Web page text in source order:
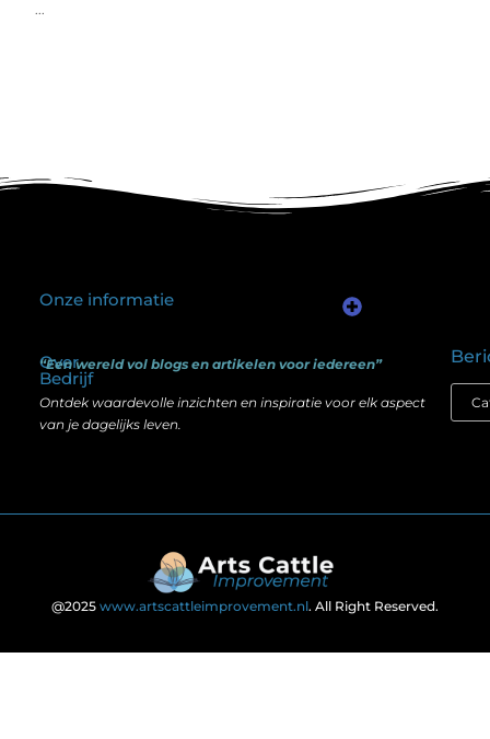
...
Over
Bedrijf
“Een wereld vol blogs en artikelen voor iedereen”
Ontdek waardevolle inzichten en inspiratie voor elk aspect
van je dagelijks leven.
Onze informatie
@2025 www.artscattleimprovement.nl. All Right Reserved.